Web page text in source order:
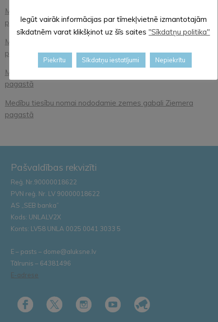
Medību tiesību nomai nododamie zemes gabali Pededzes
pagastā
Medību tiesību nomai nododamie zemes gabali Veclaicenes
pagastā
Medību tiesību nomai nododamie zemes gabali Zeltiņu
pagastā
Medību tiesību nomai nododamie zemes gabali Ziemera
pagastā
Pašvaldības rekvizīti
Reģ. Nr.90000018622
PVN reģ. Nr. LV 90000018622
AS „SEB banka”
Kods: UNLALV2X
Konts: LV58 UNLA 0025 0041 3033 5
E – pasts – dome@aluksne.lv
Tālrunis – 64381496
E-adrese
Iegūt vairāk informācijas par tīmekļvietnē izmantotajām
sīkdatnēm varat klikšķinot uz šīs saites "Sīkdatņu politika"
Piekrītu Sīkdatņu iestatījumi Nepiekrītu